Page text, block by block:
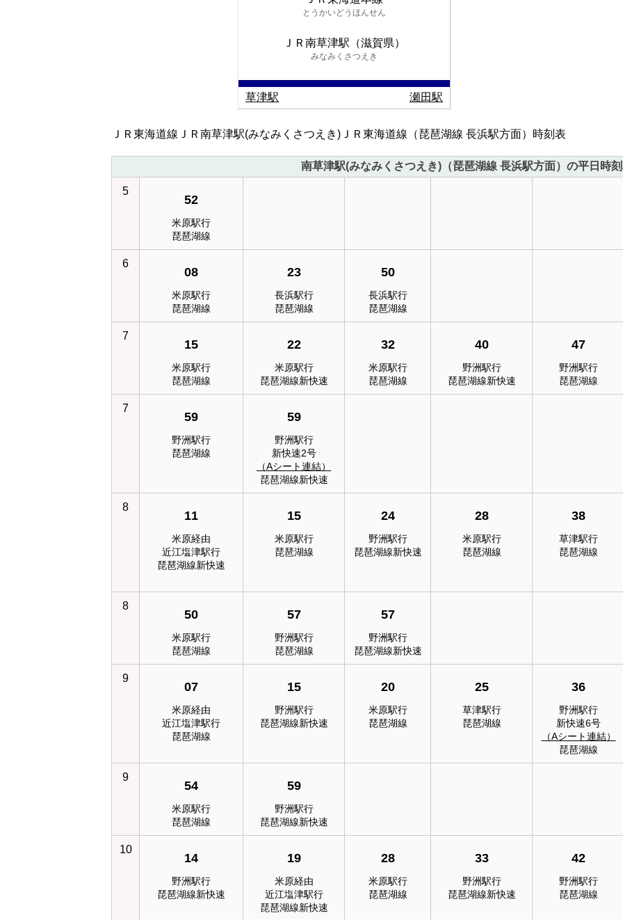
とうかいどうほんせん
ＪＲ南草津駅（滋賀県）
みなみくさつえき
草津駅 瀬田駅
ＪＲ東海道線ＪＲ南草津駅(みなみくさつえき)ＪＲ東海道線（琵琶湖線 長浜駅方面）時刻表
南草津駅(みなみくさつえき)（琵琶湖線 長浜駅方面）の平日時
5
52
米原駅行
琵琶湖線
6
08
米原駅行
琵琶湖線
23
長浜駅行
琵琶湖線
50
長浜駅行
琵琶湖線
7
15
米原駅行
琵琶湖線
22
米原駅行
琵琶湖線新快速
32
米原駅行
琵琶湖線
40
野洲駅行
琵琶湖線新快速
47
野洲駅行
琵琶湖線
7
59
野洲駅行
琵琶湖線
59
野洲駅行
新快速2号
（Aシート連結）
琵琶湖線新快速
8
11
米原経由
近江塩津駅行
琵琶湖線新快速
15
米原駅行
琵琶湖線
24
野洲駅行
琵琶湖線新快速
28
米原駅行
琵琶湖線
38
草津駅行
琵琶湖線
8
50
米原駅行
琵琶湖線
57
野洲駅行
琵琶湖線
57
野洲駅行
琵琶湖線新快速
9
07
米原経由
近江塩津駅行
琵琶湖線
15
野洲駅行
琵琶湖線新快速
20
米原駅行
琵琶湖線
25
草津駅行
琵琶湖線
36
野洲駅行
新快速6号
（Aシート連結）
琵琶湖線
9
54
米原駅行
琵琶湖線
59
野洲駅行
琵琶湖線新快速
10
14
野洲駅行
琵琶湖線新快速
19
米原経由
近江塩津駅行
琵琶湖線新快速
28
米原駅行
琵琶湖線
33
野洲駅行
琵琶湖線新快速
42
野洲駅行
琵琶湖線